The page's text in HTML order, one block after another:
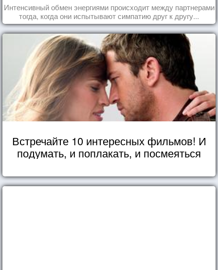
Интенсивный обмен энергиями происходит между партнерами
тогда, когда они испытывают симпатию друг к другу...
Встречайте 10 интересных фильмов! И
подумать, и поплакать, и посмеяться